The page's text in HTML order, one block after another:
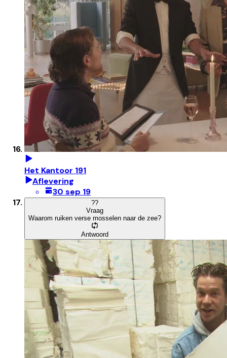
Het Kantoor 191
Aflevering
30 sep 19
??
Vraag
Waarom ruiken verse mosselen naar de zee?
Antwoord